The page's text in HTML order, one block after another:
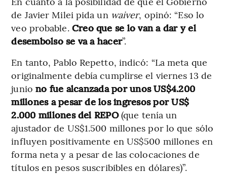
de Javier Milei pida un waiver, opinó: “Eso lo
veo probable. Creo que se lo van a dar y el
desembolso se va a hacer”.
En tanto, Pablo Repetto, indicó: “La meta que
originalmente debía cumplirse el viernes 13 de
junio no fue alcanzada por unos US$4.200
millones a pesar de los ingresos por US$
2.000 millones del REPO(que tenía un
ajustador de US$1.500 millones por lo que sólo
influyen positivamente en US$500 millones en
forma neta y a pesar de las colocaciones de
títulos en pesos suscribibles en dólares)”.